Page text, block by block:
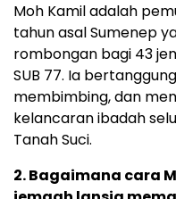
Moh Kamil adalah
tahun asal Sumenep
rombongan bagi 43
SUB 77. Ia
membimbing, dan
kelancaran ibadah
Tanah Suci.
2. Bagaimana cara